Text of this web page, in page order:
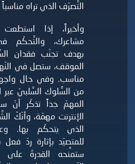
التَّصرّف الذي تراه
وأخيراً، إذا
مشاعرك، والتَّحكّم
بهدف تجنّب فقدان
الموقف، ستصل في
مناسب. وفي حال
من السُّلوك السَّلبيّ عبر
المهمّ جداً تذكّر أنّ
الإنترنت مهمّة، وأنّكَ
الذي يتحكّم بها.
للمتصيّد بإثارة ردّ
ستمنحه القدرةَ على